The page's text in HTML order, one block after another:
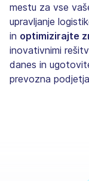
mestu za vse
upravljanje
in optimizirajte
inovativnimi
danes in
prevozna